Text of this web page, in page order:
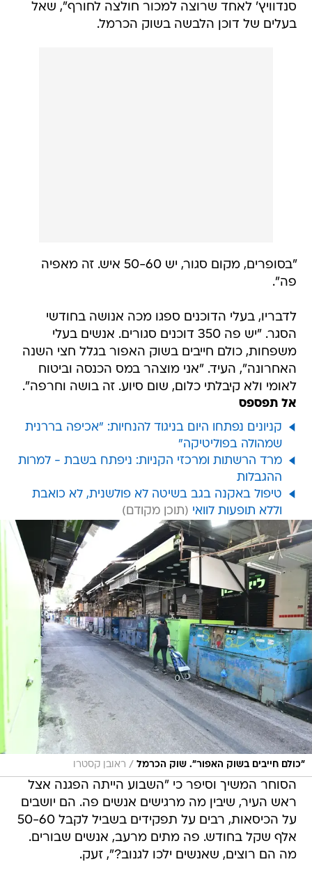
סנדוויץ' לאחד שרוצה למכור חולצה לחורף", שאל
בעלים של דוכן הלבשה בשוק הכרמל.
"בסופרים, מקום סגור, יש 50-60 איש. זה מאפיה
פה".
לדבריו, בעלי הדוכנים ספגו מכה אנושה בחודשי
הסגר. "יש פה 350 דוכנים סגורים. אנשים בעלי
משפחות, כולם חייבים בשוק האפור בגלל חצי השנה
האחרונה", העיד. "אני מוצהר במס הכנסה וביטוח
לאומי ולא קיבלתי כלום, שום סיוע. זה בושה וחרפה".
אל תפספס
קניונים נפתחו היום בניגוד להנחיות: "אכיפה בררנית
שמהולה בפוליטיקה"
מרד הרשתות ומרכזי הקניות: ניפתח בשבת - למרות
ההגבלות
טיפול באקנה בגב בשיטה לא פולשנית, לא כואבת
וללא תופעות לוואי
"כולם חייבים בשוק האפור". שוק הכרמל / ראובן קסטרו
הסוחר המשיך וסיפר כי "השבוע הייתה הפגנה אצל
ראש העיר, שיבין מה מרגישים אנשים פה. הם יושבים
על הכיסאות, רבים על תפקידים בשביל לקבל 50-60
אלף שקל בחודש. פה מתים מרעב, אנשים שבורים.
מה הם רוצים, שאנשים ילכו לגנוב?", זעק.